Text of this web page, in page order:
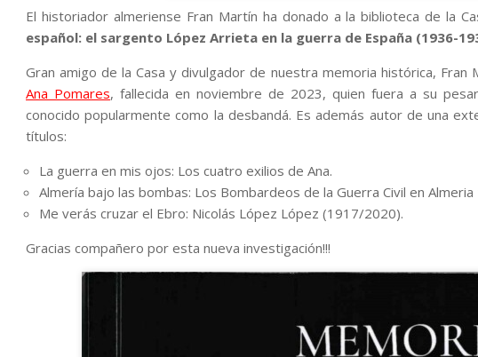
El historiador almeriense Fran Martín ha donado a la biblioteca de la
español: el sargento López Arrieta en la guerra de España (1936-
Gran amigo de la Casa y divulgador de nuestra memoria histórica,
Ana Pomares, fallecida en noviembre de 2023, quien fuera a su
conocido popularmente como la desbandá. Es además autor de una
títulos:
La guerra en mis ojos: Los cuatro exilios de Ana.
Almería bajo las bombas: Los Bombardeos de la Guerra Civil en
Me verás cruzar el Ebro: Nicolás López López (1917/2020).
Gracias compañero por esta nueva investigación!!!